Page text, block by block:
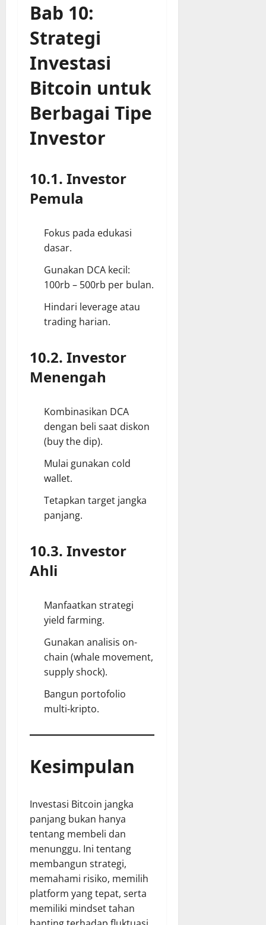
Bab 10:
Strategi
Investasi
Bitcoin untuk
Berbagai Tipe
Investor
10.1. Investor
Pemula
Fokus pada edukasi
dasar.
Gunakan DCA kecil:
100rb – 500rb per bulan.
Hindari leverage atau
trading harian.
10.2. Investor
Menengah
Kombinasikan DCA
dengan beli saat diskon
(buy the dip).
Mulai gunakan cold
wallet.
Tetapkan target jangka
panjang.
10.3. Investor
Ahli
Manfaatkan strategi
yield farming.
Gunakan analisis on-
chain (whale movement,
supply shock).
Bangun portofolio
multi-kripto.
Kesimpulan
Investasi Bitcoin jangka
panjang bukan hanya
tentang membeli dan
menunggu. Ini tentang
membangun strategi,
memahami risiko, memilih
platform yang tepat, serta
memiliki mindset tahan